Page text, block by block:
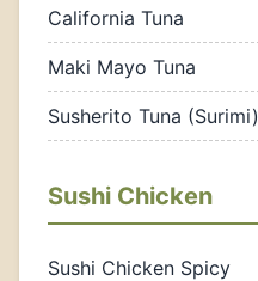
California Tuna
Maki Mayo Tuna
Susherito Tuna (Surimi)
Sushi Chicken
Sushi Chicken Spicy